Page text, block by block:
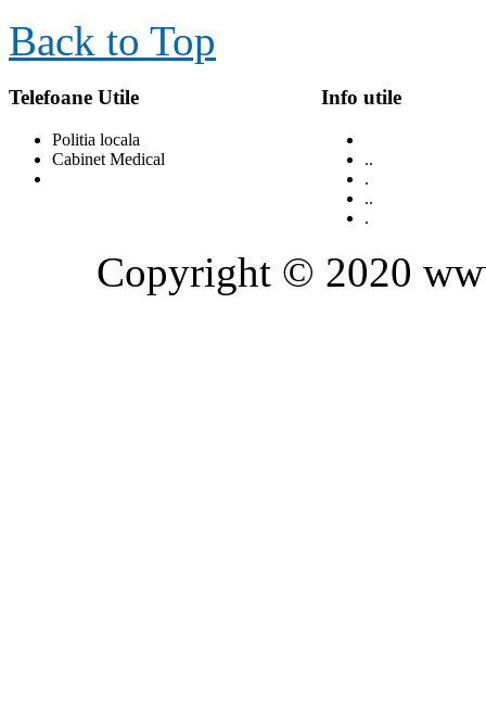
Back to Top
Telefoane Utile
Politia locala
Cabinet Medical
Info utile
..
.
..
.
Copyright © 2020